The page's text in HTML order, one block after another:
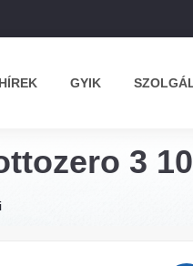
HÍREK GYIK
3